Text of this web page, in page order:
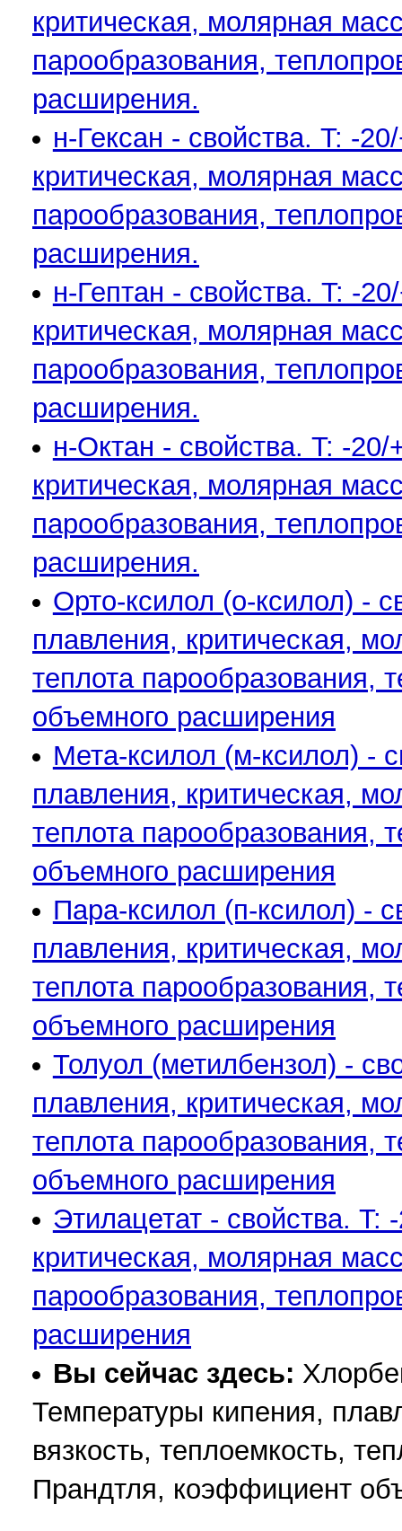
критическая, молярная
парообразования,
расширения.
н-Гексан - свойства. T: -
критическая, молярная
парообразования,
расширения.
н-Гептан - свойства. T: -
критическая, молярная
парообразования,
расширения.
н-Октан - свойства. T: -
критическая, молярная
парообразования,
расширения.
Орто-ксилол (о-ксилол) -
плавления, критическая,
теплота парообразования,
объемного расширения
Мета-ксилол (м-ксилол) -
плавления, критическая,
теплота парообразования,
объемного расширения
Пара-ксилол (п-ксилол) -
плавления, критическая,
теплота парообразования,
объемного расширения
Толуол (метилбензол) -
плавления, критическая,
теплота парообразования,
объемного расширения
Этилацетат - свойства.
критическая, молярная
парообразования,
расширения
Вы сейчас здесь:
Температуры кипения,
вязкость, теплоемкость,
Прандтля, коэффициент